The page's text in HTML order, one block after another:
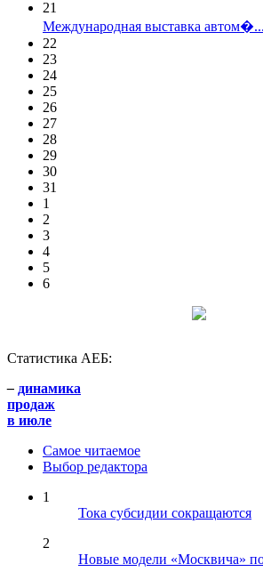
21
Международная выставка автом�...
22
23
24
25
26
27
28
29
30
31
1
2
3
4
5
6
Статистика АЕБ:
– динамика
продаж
в июле
Самое читаемое
Выбор редактора
1
Тока субсидии сокращаются
2
Новые модели «Москвича»